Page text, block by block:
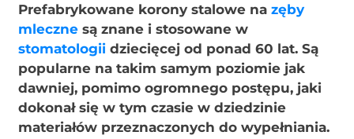
Prefabrykowane korony stalowe nazęby
mleczne są znane i stosowane w
stomatologii dziecięcej od ponad 60 lat. Są
popularne na takim samym poziomie jak
dawniej, pomimo ogromnego postępu, jaki
dokonał się w tym czasie w dziedzinie
materiałów przeznaczonych do wypełniania.